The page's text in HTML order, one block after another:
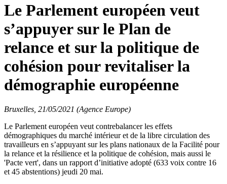
Le Parlement européen veut
s’appuyer sur le Plan de
relance et sur la politique de
cohésion pour revitaliser la
démographie européenne
Bruxelles, 21/05/2021 (Agence Europe)
Le Parlement européen veut contrebalancer les effets
démographiques du marché intérieur et de la libre circulation des
travailleurs en s’appuyant sur les plans nationaux de la Facilité pour
la relance et la résilience et la politique de cohésion, mais aussi le
'Pacte vert', dans un rapport d’initiative adopté (633 voix contre 16
et 45 abstentions) jeudi 20 mai.